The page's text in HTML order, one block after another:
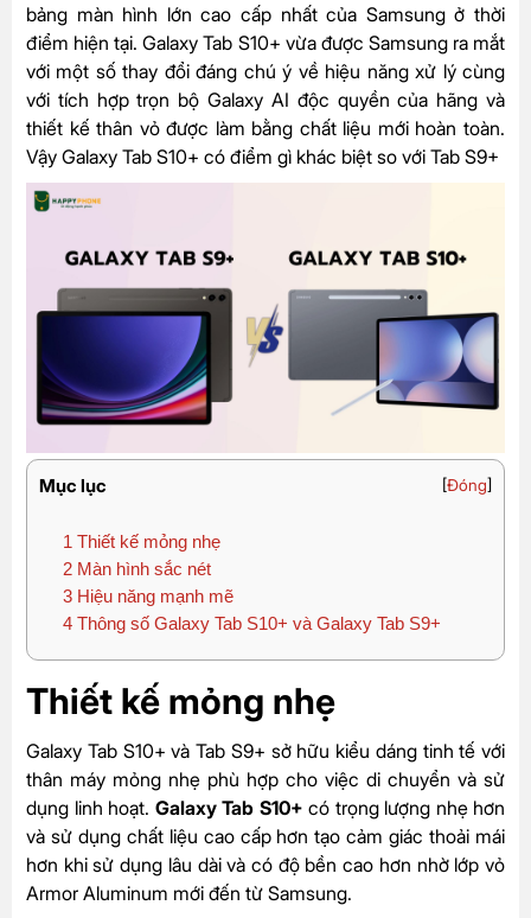
bảng màn hình lớn cao cấp nhất của Samsung ở thời
điểm hiện tại. Galaxy Tab S10+ vừa được Samsung ra mắt
với một số thay đổi đáng chú ý về hiệu năng xử lý cùng
với tích hợp trọn bộ Galaxy AI độc quyền của hãng và
thiết kế thân vỏ được làm bằng chất liệu mới hoàn toàn.
Vậy Galaxy Tab S10+ có điểm gì khác biệt so với Tab S9+
Mục lục [Đóng]
1 Thiết kế mỏng nhẹ
2 Màn hình sắc nét
3 Hiệu năng mạnh mẽ
4 Thông số Galaxy Tab S10+ và Galaxy Tab S9+
Thiết kế mỏng nhẹ
Galaxy Tab S10+ và Tab S9+ sở hữu kiểu dáng tinh tế với
thân máy mỏng nhẹ phù hợp cho việc di chuyển và sử
dụng linh hoạt. Galaxy Tab S10+ có trọng lượng nhẹ hơn
và sử dụng chất liệu cao cấp hơn tạo cảm giác thoải mái
hơn khi sử dụng lâu dài và có độ bền cao hơn nhờ lớp vỏ
Armor Aluminum mới đến từ Samsung.